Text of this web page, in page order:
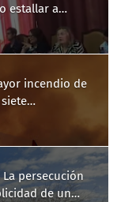
estallar a
incendio de
La persecución
de un